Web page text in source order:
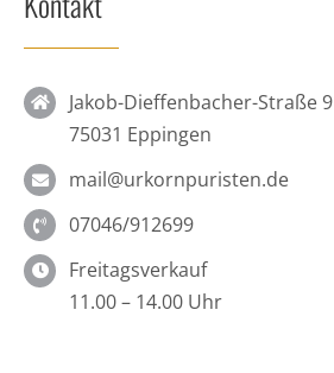
Jakob-Dieffenbacher-Straße 9
75031 Eppingen
mail@urkornpuristen.de
07046/912699
Freitagsverkauf
11.00 – 14.00 Uhr